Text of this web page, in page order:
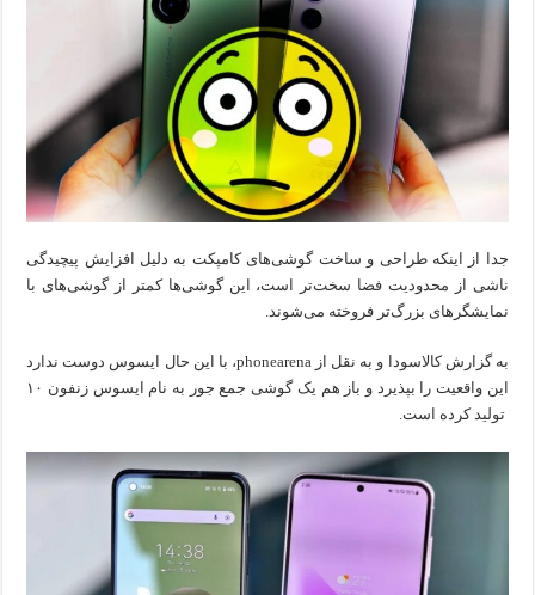
رقابت
جدا از اینکه طراحی و ساخت گوشی‌های کامپکت به دلیل افزایش پیچیدگی
ناشی از محدودیت فضا سخت‌تر است، این گوشی‌ها کمتر از گوشی‌های با
نمایشگرهای بزرگ‌تر فروخته می‌شوند.
به گزارش کالاسودا و به نقل از phonearena، با این حال ایسوس دوست ندارد
این واقعیت را بپذیرد و باز هم یک گوشی جمع جور به نام ایسوس زنفون ۱۰
تولید کرده است.